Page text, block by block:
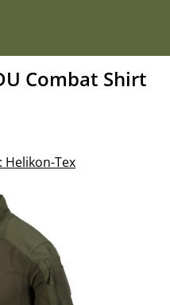
Combat Shirt
Helikon-Tex